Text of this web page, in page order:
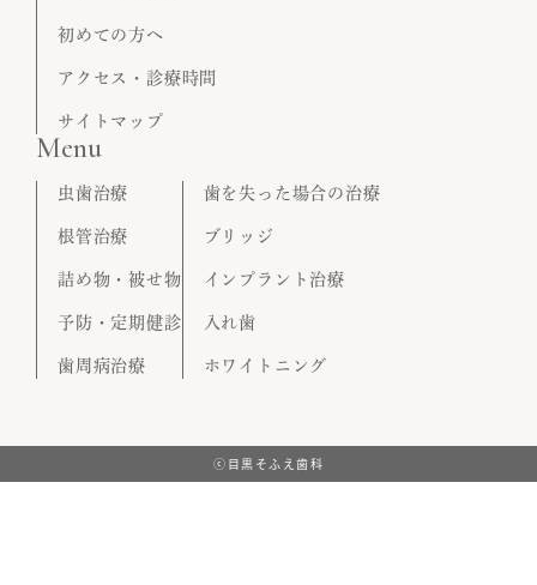
初めての方へ
アクセス・診療時間
サイトマップ
Menu
虫歯治療
根管治療
詰め物・被せ物
予防・定期健診
歯周病治療
歯を失った場合の治療
ブリッジ
インプラント治療
入れ歯
ホワイトニング
ⓒ目黒そふえ歯科